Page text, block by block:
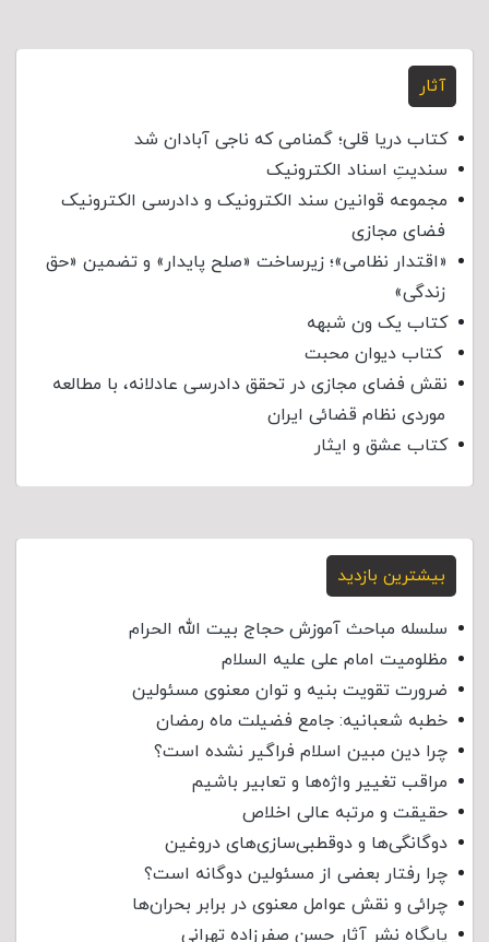
آثار
کتاب دریا قلی؛ گمنامی که ناجی آبادان شد
سندیتِ اسناد الکترونیک
مجموعه قوانین سند الکترونیک و دادرسی الکترونیک
فضای مجازی
«اقتدار نظامی»؛ زیرساخت «صلح پایدار» و تضمین «حق
زندگی»
کتاب یک ون شبهه
کتاب دیوان محبت
نقش فضای مجازی در تحقق دادرسی عادلانه، با مطالعه
موردی نظام قضائی ایران
کتاب عشق و ایثار
بیشترین بازدید
سلسله مباحث آموزش حجاج بیت الله الحرام
مظلومیت امام علی علیه السلام
ضرورت تقویت بنیه و توان معنوی مسئولین
خطبه شعبانیه: جامع فضیلت ماه رمضان
چرا دین مبین اسلام فراگیر نشده است؟
مراقب تغییر واژه‌ها و تعابیر باشیم
حقیقت و مرتبه عالی اخلاص
دوگانگی‌ها و دوقطبی‌سازی‌های دروغین
چرا رفتار بعضی از مسئولین دوگانه است؟
چرائی و نقش عوامل معنوی در برابر بحران‌ها
پایگاه نشر آثار حسن صفرزاده تهرانی